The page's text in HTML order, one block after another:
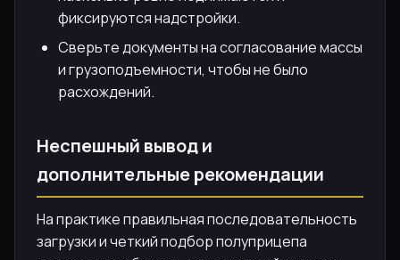
фиксируются надстройки.
Сверьте документы на согласование массы
и грузоподъемности, чтобы не было
расхождений.
Неспешный вывод и
дополнительные рекомендации
На практике правильная последовательность
загрузки и четкий подбор полуприцепа